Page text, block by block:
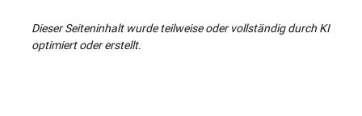
Dieser Seiteninhalt wurde teilweise oder vollständig durch KI
optimiert oder erstellt.